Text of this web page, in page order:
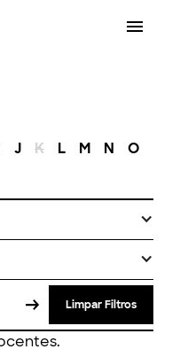
J K L M N O
Limpar Filtros